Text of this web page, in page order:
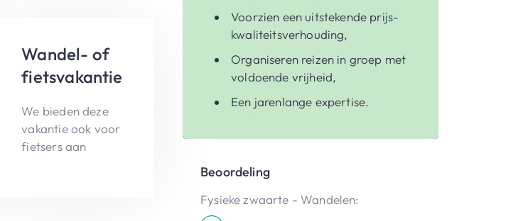
Wandel- of
fietsvakantie
We bieden deze
vakantie ook voor
fietsers aan
Voorzien een uitstekende prijs-
kwaliteitsverhouding,
Organiseren reizen in groep met
voldoende vrijheid,
Een jarenlange expertise.
Beoordeling
Fysieke zwaarte - Wandelen: